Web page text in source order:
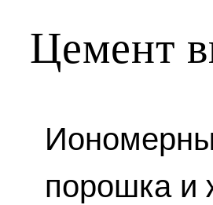
Цемент
порошка и